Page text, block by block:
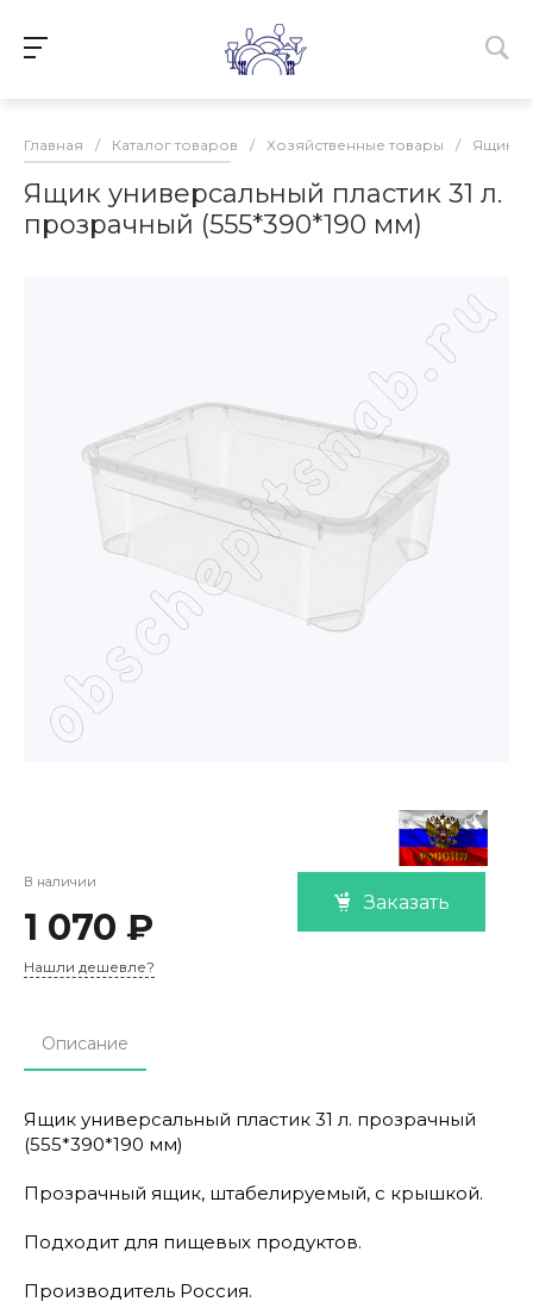
Главная / Каталог товаров / Хозяйственные товары / Ящики
Ящик универсальный пластик 31 л.
прозрачный (555*390*190 мм)
В наличии
1 070 ₽
Заказать
Нашли дешевле?
Описание
Ящик универсальный пластик 31 л. прозрачный
(555*390*190 мм)
Прозрачный ящик, штабелируемый, с крышкой.
Подходит для пищевых продуктов.
Производитель Россия.